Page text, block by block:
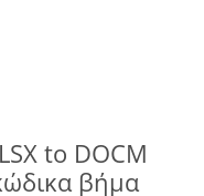
to DOCM
βήμα